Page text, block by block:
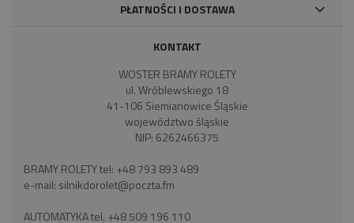
PŁATNOŚCI I DOSTAWA
KONTAKT
WOSTER BRAMY ROLETY
ul. Wróblewskiego 18
41-106 Siemianowice Śląskie
województwo śląskie
NIP: 6262466375
BRAMY ROLETY tel: +48 793 893 489
e-mail: silnikdorolet@poczta.fm
AUTOMATYKA tel. +48 509 196 110